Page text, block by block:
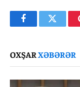
FacebookTwitter
OXŞARXƏBƏRƏR